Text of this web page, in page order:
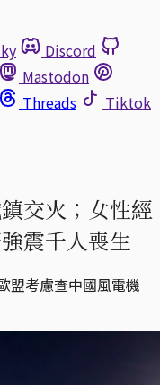
Discord
Mastodon
Threads
Tiktok
交火；女性經
震千人喪生
盟考慮查中國風電機